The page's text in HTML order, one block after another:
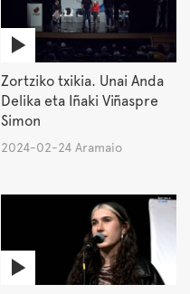
Zortziko txikia. Unai Anda
Delika eta Iñaki Viñaspre
Simon
2024-02-24 Aramaio